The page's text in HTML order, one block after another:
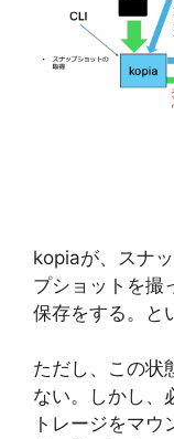
kopiaが、スナ
プショットを撮
保存をする。と
ただし、この状
ない。しかし、
トレージをマ